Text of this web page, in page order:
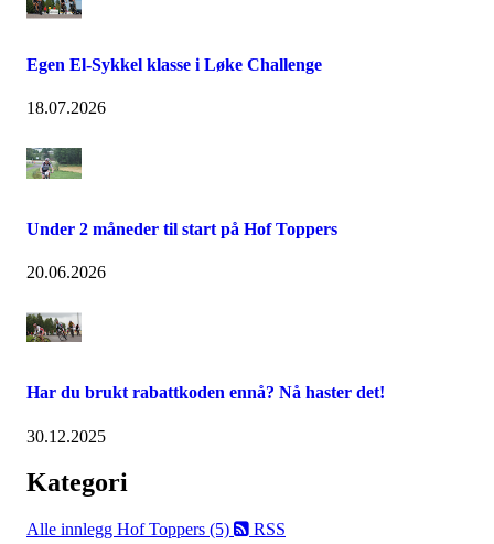
Egen El-Sykkel klasse i Løke Challenge
18.07.2026
Under 2 måneder til start på Hof Toppers
20.06.2026
Har du brukt rabattkoden ennå? Nå haster det!
30.12.2025
Kategori
Alle innlegg Hof Toppers (5) RSS